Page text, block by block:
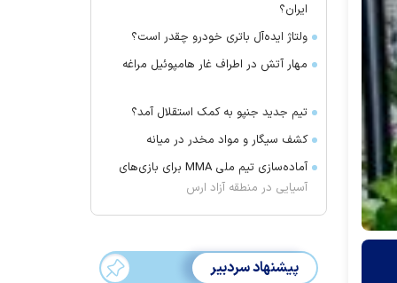
ایران؟
ولتاژ ایده‌آل باتری خودرو چقدر است؟
مهار آتش در اطراف غار هامپوئیل مراغه
تیم جدید جنپو به کمک استقلال آمد؟
کشف سیگار و مواد مخدر در میانه
آماده‌سازی تیم ملی MMA برای بازی‌های
آسیایی در منطقه آزاد ارس
پیشنهاد سردبیر